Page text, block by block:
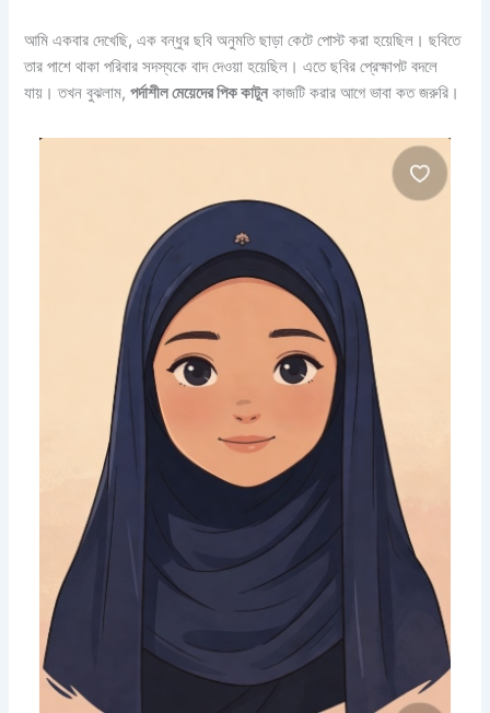
আমি একবার দেখেছি, এক বন্ধুর ছবি অনুমতি ছাড়া কেটে পোস্ট করা হয়েছিল। ছবিতে
তার পাশে থাকা পরিবার সদস্যকে বাদ দেওয়া হয়েছিল। এতে ছবির প্রেক্ষাপট বদলে
যায়। তখন বুঝলাম,পর্দাশীল মেয়েদের পিক কাটুনকাজটি করার আগে ভাবা কত জরুরি।